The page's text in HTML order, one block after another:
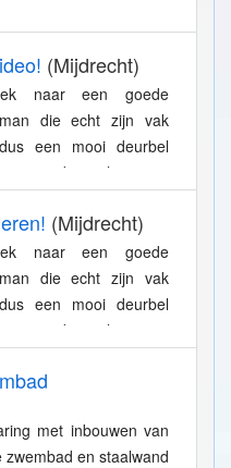
(Mijdrecht)
naar een goede
die echt zijn vak
een mooi deurbel
en de opslag moet
(Mijdrecht)
naar een goede
die echt zijn vak
een mooi deurbel
en de opslag moet
met inbouwen van
en staalwand